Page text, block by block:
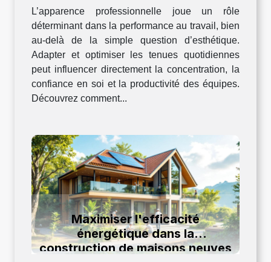
L’apparence professionnelle joue un rôle
déterminant dans la performance au travail, bien
au-delà de la simple question d’esthétique.
Adapter et optimiser les tenues quotidiennes
peut influencer directement la concentration, la
confiance en soi et la productivité des équipes.
Découvrez comment...
Maximiser l'efficacité
énergétique dans la
construction de maisons neuves